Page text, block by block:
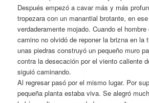
Después empezó a cavar más y más
tropezara con un manantial brotante, en
verdaderamente mojado. Cuando el
camino no olvidó de reponer la brizna en la
unas piedras construyó un pequeño muro
contra la desecación por el viento caliente
siguió caminando.
Al regresar pasó por el mismo lugar. Por
pequeña planta estaba viva. Se alegró